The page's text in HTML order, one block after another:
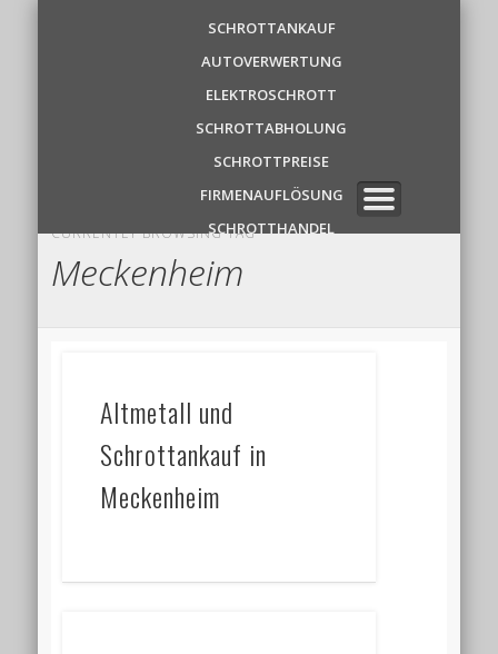
Schrottankauf
Zentrale
✆ 0 1 5 2 1 7 8 6 3 9 1 1
SCHROTTANKAUF
AUTOVERWERTUNG
ELEKTROSCHROTT
SCHROTTABHOLUNG
SCHROTTPREISE
FIRMENAUFLÖSUNG
SCHROTTHANDEL
CURRENTLY BROWSING TAG
Meckenheim
Altmetall und
Schrottankauf in
Meckenheim